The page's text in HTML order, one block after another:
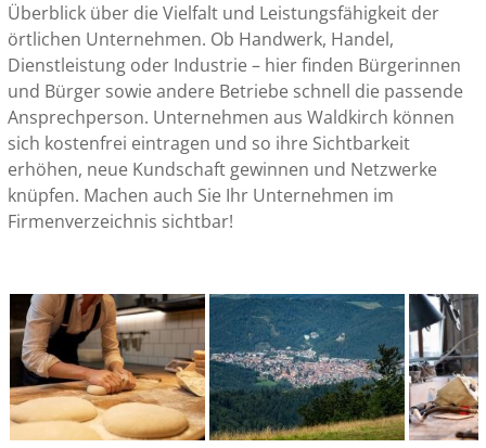
Überblick über die Vielfalt und Leistungsfähigkeit der
örtlichen Unternehmen. Ob Handwerk, Handel,
Dienstleistung oder Industrie – hier finden Bürgerinnen
und Bürger sowie andere Betriebe schnell die passende
Ansprechperson. Unternehmen aus Waldkirch können
sich kostenfrei eintragen und so ihre Sichtbarkeit
erhöhen, neue Kundschaft gewinnen und Netzwerke
knüpfen. Machen auch Sie Ihr Unternehmen im
Firmenverzeichnis sichtbar!